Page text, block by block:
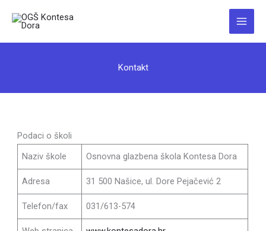
Main
Kontakt
Podaci o školi
Naziv škole
Osnovna glazbena škola Kontesa Dora
Adresa 31 500 Našice, ul. Dore Pejačević 2
Telefon/fax 031/613-574